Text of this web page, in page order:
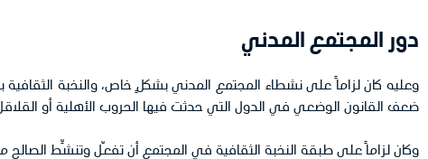
دور المجتمع المدني
وعليه كان لزاماً على نشطاء المجتمع المدني بشكلٍ خاص، والنخبة
ضعف القانون الوضعي في الدول التي حدثت فيها الحروب الأهلية أو
وكان لزاماً على طبقة النخبة الثقافية في المجتمع أن تفعّل وتنشِّط الصالح